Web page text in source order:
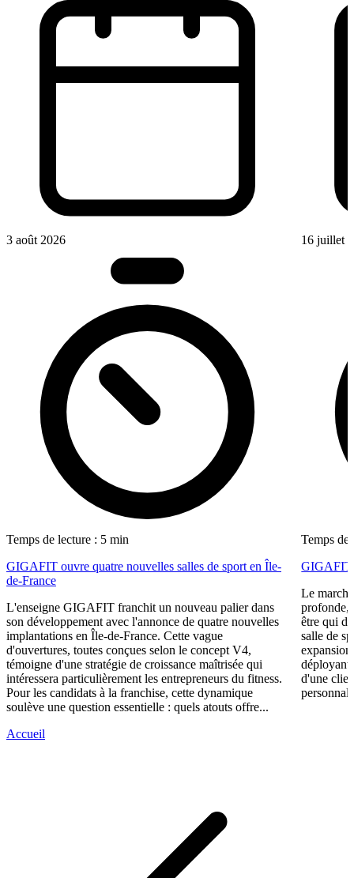
3 août 2026
Temps de lecture : 5 min
GIGAFIT ouvre quatre nouvelles salles de sport en Île-
de-France
L'enseigne GIGAFIT franchit un nouveau palier dans
son développement avec l'annonce de quatre nouvelles
implantations en Île-de-France. Cette vague
d'ouvertures, toutes conçues selon le concept V4,
témoigne d'une stratégie de croissance maîtrisée qui
intéressera particulièrement les entrepreneurs du fitness.
Pour les candidats à la franchise, cette dynamique
soulève une question essentielle : quels atouts offre...
16 juillet
Temps de
GIGAFIT
Le
profonde,
être qui
salle de
déployant
d'une
Accueil